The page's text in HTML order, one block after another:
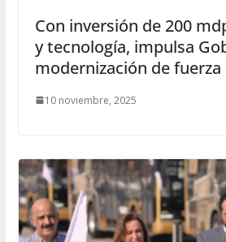
Con inversión de 200
y tecnología, impulsa
modernización de fuerza
10 noviembre, 2025